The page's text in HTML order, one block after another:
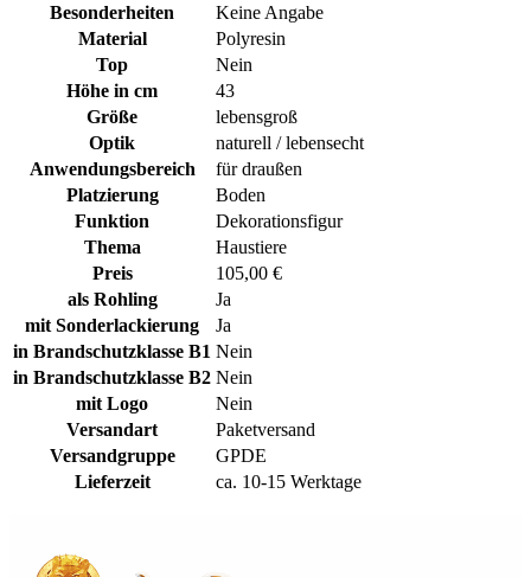
Besonderheiten
Keine Angabe
Material
Polyresin
Top
Nein
Höhe in cm
43
Größe
lebensgroß
Optik
naturell / lebensecht
Anwendungsbereich
für draußen
Platzierung
Boden
Funktion
Dekorationsfigur
Thema
Haustiere
Preis
105,00 €
als Rohling
Ja
mit Sonderlackierung
Ja
in Brandschutzklasse B1 Nein
in Brandschutzklasse B2 Nein
mit Logo
Nein
Versandart
Paketversand
Versandgruppe
GPDE
Lieferzeit
ca. 10-15 Werktage